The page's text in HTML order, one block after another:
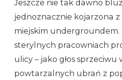
Jeszcze nie tak dawno
jednoznacznie kojarzona
miejskim undergroundem.
sterylnych pracowniach
ulicy – jako głos sprzeciwu
powtarzalnych ubrań z